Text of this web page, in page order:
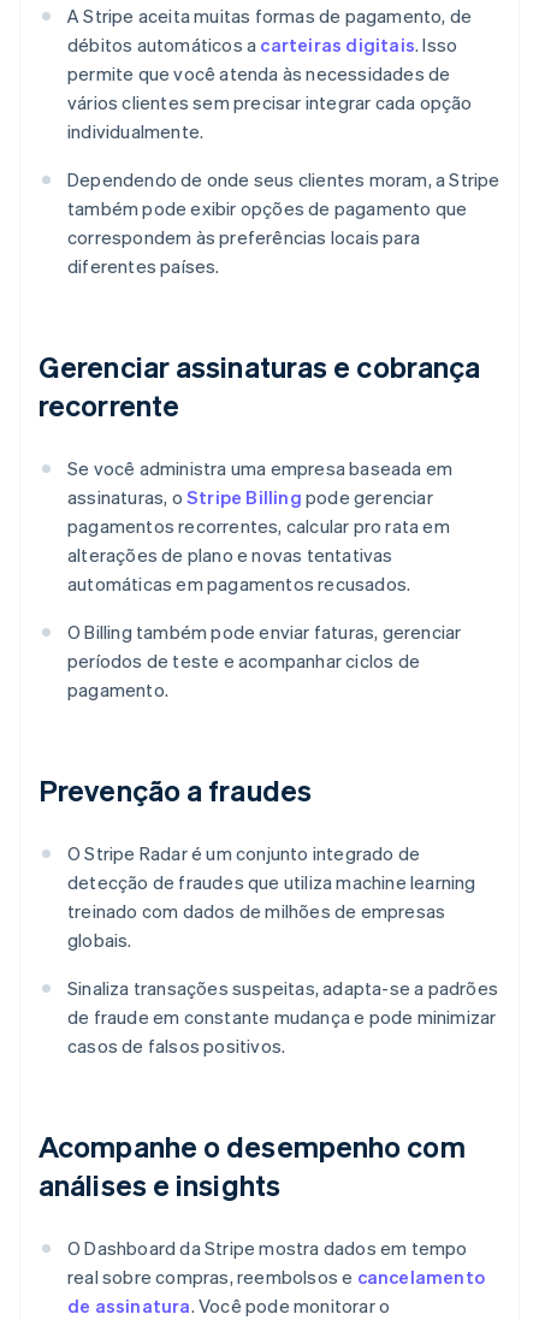
A Stripe aceita muitas formas de pagamento, de
débitos automáticos a carteiras digitais. Isso
permite que você atenda às necessidades de
vários clientes sem precisar integrar cada opção
individualmente.
Dependendo de onde seus clientes moram, a Stripe
também pode exibir opções de pagamento que
correspondem às preferências locais para
diferentes países.
Gerenciar assinaturas e cobrança
recorrente
Se você administra uma empresa baseada em
assinaturas, o Stripe Billing pode gerenciar
pagamentos recorrentes, calcular pro rata em
alterações de plano e novas tentativas
automáticas em pagamentos recusados.
O Billing também pode enviar faturas, gerenciar
períodos de teste e acompanhar ciclos de
pagamento.
Prevenção a fraudes
O Stripe Radar é um conjunto integrado de
detecção de fraudes que utiliza machine learning
treinado com dados de milhões de empresas
globais.
Sinaliza transações suspeitas, adapta-se a padrões
de fraude em constante mudança e pode minimizar
casos de falsos positivos.
Acompanhe o desempenho com
análises e insights
O Dashboard da Stripe mostra dados em tempo
real sobre compras, reembolsos e cancelamento
de assinatura. Você pode monitorar o